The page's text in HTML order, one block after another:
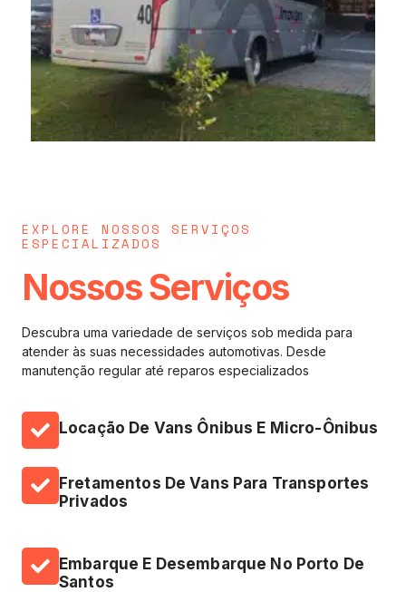
EXPLORE NOSSOS SERVIÇOS
ESPECIALIZADOS
Nossos Serviços
Descubra uma variedade de serviços sob medida para
atender às suas necessidades automotivas. Desde
manutenção regular até reparos especializados
Locação De Vans Ônibus E Micro-Ônibus
Fretamentos De Vans Para Transportes
Privados
Embarque E Desembarque No Porto De
Santos